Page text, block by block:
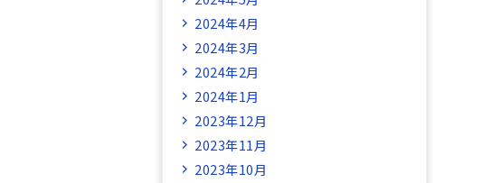
2024年4月
2024年3月
2024年2月
2024年1月
2023年12月
2023年11月
2023年10月